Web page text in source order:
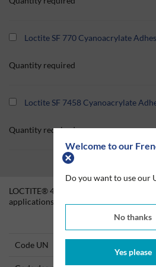
Welcome to our
Do you want to use our
No thanks
Yes please
Loctite SF 770 Cyanoacrylate
Quantity required
Loctite SF 7458 Cyanoacrylate
Quantity required
LOCTITE® 4204 is a general purpose
applications where heat resistance is
Technical
Code UN